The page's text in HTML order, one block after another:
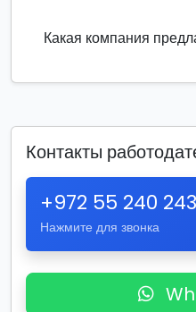
Какая компания
Контакты
+972 55 240
Нажмите для звонка